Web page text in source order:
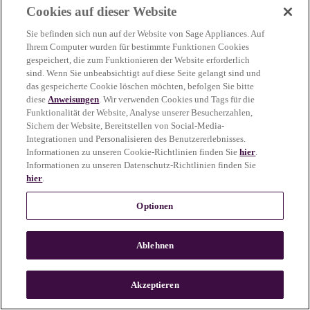
more information)
n
Cookies auf dieser Website
Sie befinden sich nun auf der Website von Sage Appliances. Auf
Ihrem Computer wurden für bestimmte Funktionen Cookies
gespeichert, die zum Funktionieren der Website erforderlich
sind. Wenn Sie unbeabsichtigt auf diese Seite gelangt sind und
das gespeicherte Cookie löschen möchten, befolgen Sie bitte
dieseAnweisungen. Wir verwenden Cookies und Tags für die
Funktionalität der Website, Analyse unserer Besucherzahlen,
Sichern der Website, Bereitstellen von Social-Media-
Integrationen und Personalisieren des Benutzererlebnisses.
Informationen zu unseren Cookie-Richtlinien finden Siehier.
Informationen zu unseren Datenschutz-Richtlinien finden Sie
hier.
Optionen
Ablehnen
Akzeptieren